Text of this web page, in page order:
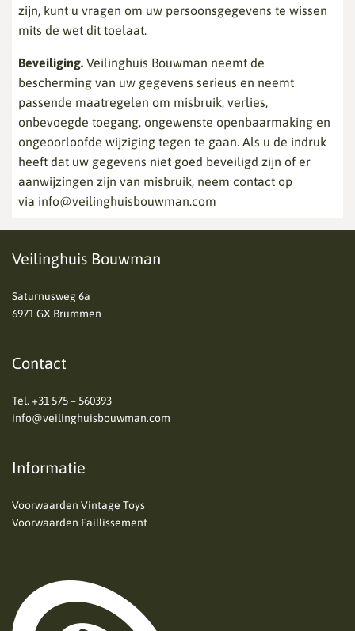
zijn, kunt u vragen om uw persoonsgegevens te wissen
mits de wet dit toelaat.
Beveiliging. Veilinghuis Bouwman neemt de
bescherming van uw gegevens serieus en neemt
passende maatregelen om misbruik, verlies,
onbevoegde toegang, ongewenste openbaarmaking en
ongeoorloofde wijziging tegen te gaan. Als u de indruk
heeft dat uw gegevens niet goed beveiligd zijn of er
aanwijzingen zijn van misbruik, neem contact op
via info@veilinghuisbouwman.com
Veilinghuis Bouwman
Saturnusweg 6a
6971 GX Brummen
Contact
Tel. +31 575 – 560393
info@veilinghuisbouwman.com
Informatie
Voorwaarden Vintage Toys
Voorwaarden Faillissement